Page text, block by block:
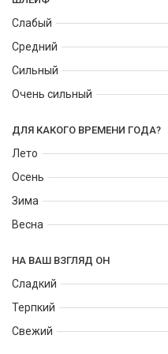
Слабый
Средний
Сильный
Очень сильный
ДЛЯ КАКОГО ВРЕМЕНИ ГОДА?
Лето
Осень
Зима
Весна
НА ВАШ ВЗГЛЯД ОН
Сладкий
Терпкий
Свежий